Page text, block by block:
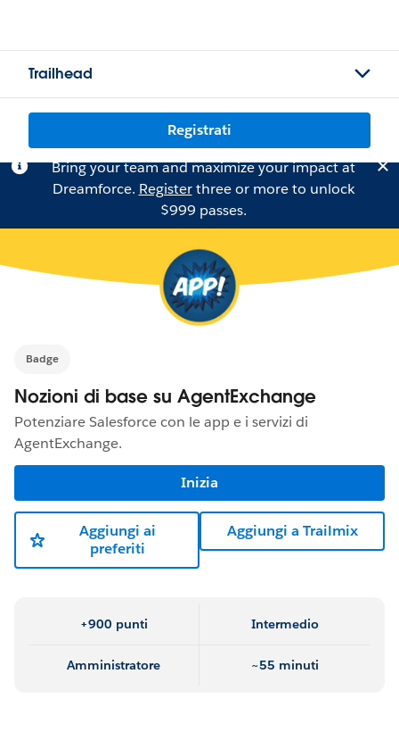
Trailhead
Registrati
Bring your team and maximize your impact at
Dreamforce. Registerthree or more to unlock
$999 passes.
Badge
Nozioni di base su AgentExchange
Potenziare Salesforce con le app e i servizi di
AgentExchange.
Inizia
Aggiungi ai
preferiti
Aggiungi a Trailmix
+900 punti Intermedio
Amministratore ~55 minuti